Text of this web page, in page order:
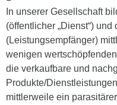
In unserer Gesellschaft
(öffentlicher „Dienst“)
(Leistungsempfänger)
wenigen
die verkaufbare und
Produkte/
mittlerweile ein